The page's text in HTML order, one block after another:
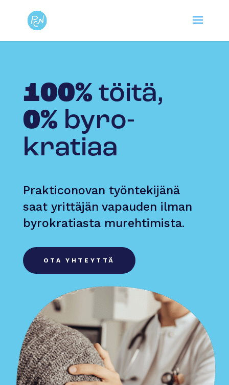
100%töitä,
0% byro­
kratiaa
Prakticonovan työntekijänä
saat yrittäjän vapauden ilman
byrokratiasta murehtimista.
OTA YHTEYTTÄ